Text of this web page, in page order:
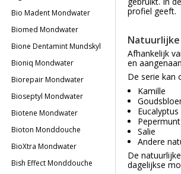
Bio Madent Mondwater
Biomed Mondwater
Bione Dentamint Mundskyl
Bioniq Mondwater
Biorepair Mondwater
Bioseptyl Mondwater
Biotene Mondwater
Bioton Monddouche
BioXtra Mondwater
Bish Effect Monddouche
profiel geeft.
Afhankelijk
en
De serie kan
Kamille
Eucalyptus
Pepermunt
Salie
Andere
De
dagelijkse